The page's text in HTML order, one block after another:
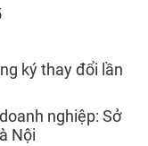
ký thay đổi lần
nghiệp: Sở
Nội